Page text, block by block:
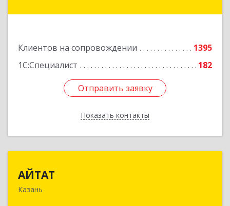
Клиентов на сопровождении
1395
1С:Специалист
182
Отправить заявку
Показать контакты
Отправить заявку
Назад
АЙТАТ
Казань